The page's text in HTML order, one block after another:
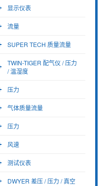
显示仪表
流量
SUPER TECH 质量流量
TWIN-TIGER 配气仪 / 压力
/ 温湿度
压力
气体质量流量
压力
风速
测试仪表
DWYER 差压 / 压力 / 真空